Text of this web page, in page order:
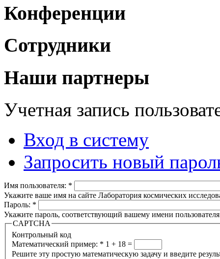
Конференции
Сотрудники
Наши партнеры
Учетная запись
Вход в систему
Запросить новый
Имя пользователя: *
Укажите ваше имя на сайте Лаборатория космических
Пароль: *
Укажите пароль, соответствующий вашему имени
CAPTCHA
Контрольный код
Математический пример: * 1 + 18 =
Решите эту простую математическую задачу и введите